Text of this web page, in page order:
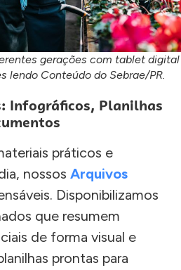
gerações com tablet digital
lendo Conteúdo do Sebrae/PR.
Infográficos, Planilhas
práticos e
nossos Arquivos
Disponibilizamos
que resumem
de forma visual e
prontas para